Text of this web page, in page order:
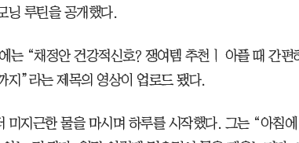
닝 루틴을 공개했다.
는 “채정안 건강적신호? 쟁여템 추천ㅣ 아플 때 간편
지”라는 제목의 영상이 업로드 됐다.
미지근한 물을 마시며 하루를 시작했다. 그는 “아침